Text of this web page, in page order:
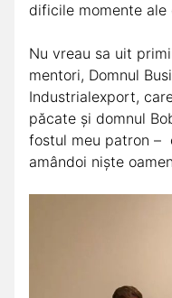
dificile momente ale
Nu vreau sa uit
mentori, Domnul
Industrialexport,
păcate și domnul
fostul meu patron –
amândoi niște